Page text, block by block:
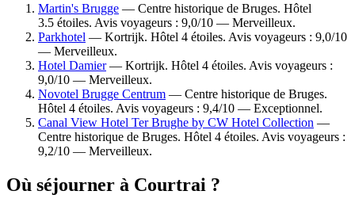
Martin's Brugge — Centre historique de Bruges. Hôtel
3.5 étoiles. Avis voyageurs : 9,0/10 — Merveilleux.
Parkhotel — Kortrijk. Hôtel 4 étoiles. Avis voyageurs : 9,0/10
— Merveilleux.
Hotel Damier— Kortrijk. Hôtel 4 étoiles. Avis voyageurs :
9,0/10 — Merveilleux.
Novotel Brugge Centrum — Centre historique de Bruges.
Hôtel 4 étoiles. Avis voyageurs : 9,4/10 — Exceptionnel.
Canal View Hotel Ter Brughe by CW Hotel Collection —
Centre historique de Bruges. Hôtel 4 étoiles. Avis voyageurs :
9,2/10 — Merveilleux.
Où séjourner à Courtrai ?